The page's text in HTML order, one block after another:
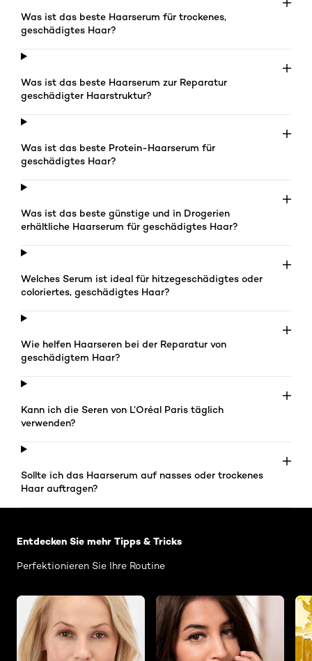
Was ist das beste Haarserum für trockenes,
geschädigtes Haar?
Was ist das beste Haarserum zur Reparatur
geschädigter Haarstruktur?
Was ist das beste Protein-Haarserum für
geschädigtes Haar?
Was ist das beste günstige und in Drogerien
erhältliche Haarserum für geschädigtes Haar?
Welches Serum ist ideal für hitzegeschädigtes oder
coloriertes, geschädigtes Haar?
Wie helfen Haarseren bei der Reparatur von
geschädigtem Haar?
Kann ich die Seren von L’Oréal Paris täglich
verwenden?
Sollte ich das Haarserum auf nasses oder trockenes
Haar auftragen?
Entdecken Sie mehr Tipps & Tricks
Perfektionieren Sie Ihre Routine